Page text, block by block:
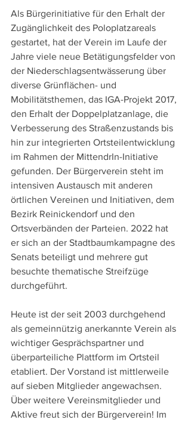
Als Bürgerinitiative für den Erhalt der
Zugänglichkeit des Poloplatzareals
gestartet, hat der Verein im Laufe der
Jahre viele neue Betätigungsfelder von
der Niederschlagsentwässerung über
diverse Grünflächen- und
Mobilitätsthemen, das IGA-Projekt 2017,
den Erhalt der Doppelplatzanlage, die
Verbesserung des Straßenzustands bis
hin zur integrierten Ortsteilentwicklung
im Rahmen der MittendrIn-Initiative
gefunden. Der Bürgerverein steht im
intensiven Austausch mit anderen
örtlichen Vereinen und Initiativen, dem
Bezirk Reinickendorf und den
Ortsverbänden der Parteien. 2022 hat
er sich an der Stadtbaumkampagne des
Senats beteiligt und mehrere gut
besuchte thematische Streifzüge
durchgeführt.
Heute ist der seit 2003 durchgehend
als gemeinnützig anerkannte Verein als
wichtiger Gesprächspartner und
überparteiliche Plattform im Ortsteil
etabliert. Der Vorstand ist mittlerweile
auf sieben Mitglieder angewachsen.
Über weitere Vereinsmitglieder und
Aktive freut sich der Bürgerverein! Im